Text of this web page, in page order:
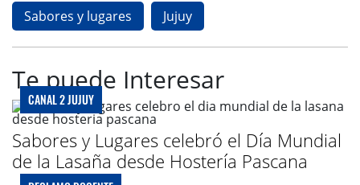
Sabores y lugares Jujuy
Te puede Interesar
CANAL 2 JUJUY
Sabores y Lugares celebró el Día Mundial
de la Lasaña desde Hostería Pascana